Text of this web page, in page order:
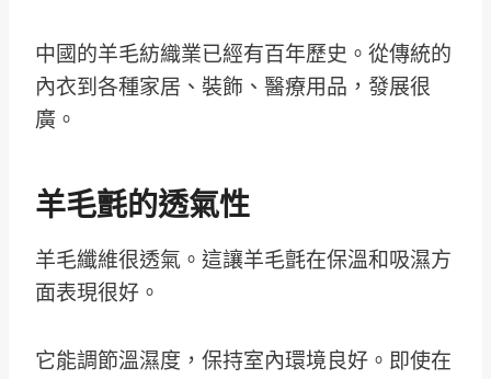
中國的羊毛紡織業已經有百年歷史。從傳統的
內衣到各種家居、裝飾、醫療用品，發展很
廣。
羊毛氈的透氣性
羊毛纖維很透氣。這讓羊毛氈在保溫和吸濕方
面表現很好。
它能調節溫濕度，保持室內環境良好。即使在